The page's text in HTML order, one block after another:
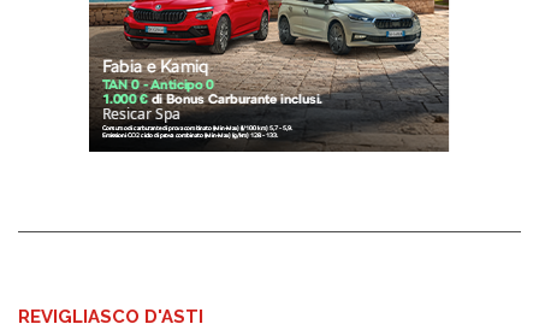
REVIGLIASCO D'ASTI